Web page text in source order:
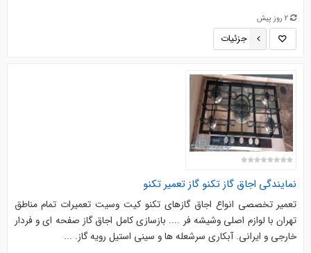
2 روز پیش
جزئیات
نمایندگی اجاق گاز تکنو گاز تعمیر تکنو
تعمیر تخصصی انواع اجاق گازهای تکنو کیت وسیت تعمیرات تمام مناطق
تهران با لوازم اصلی وشیشه فر .... بازسازی کامل اجاق گاز صفحه ای و فردار
خارجی و ایرانی. آبکاری سرشعله ها و سینی استیل رویه گاز. ...